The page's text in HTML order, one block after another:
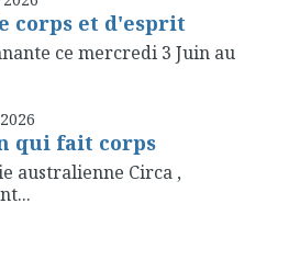
corps et d'esprit
ce mercredi 3 Juin au
qui fait corps
australienne Circa ,